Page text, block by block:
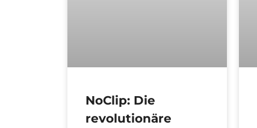
NoClip: Die
revolutionäre